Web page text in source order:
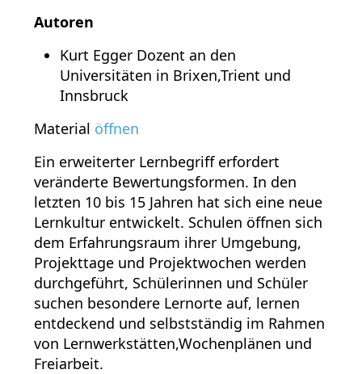
Autoren
Kurt Egger Dozent an den
Universitäten in Brixen,Trient und
Innsbruck
Material öffnen
Ein erweiterter Lernbegriff erfordert
veränderte Bewertungsformen. In den
letzten 10 bis 15 Jahren hat sich eine neue
Lernkultur entwickelt. Schulen öffnen sich
dem Erfahrungsraum ihrer Umgebung,
Projekttage und Projektwochen werden
durchgeführt, Schülerinnen und Schüler
suchen besondere Lernorte auf, lernen
entdeckend und selbstständig im Rahmen
von Lernwerkstätten,Wochenplänen und
Freiarbeit.